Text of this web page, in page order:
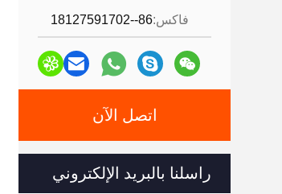
فاكس:86--18127591702
اتصل الآن
راسلنا بالبريد الإلكتروني